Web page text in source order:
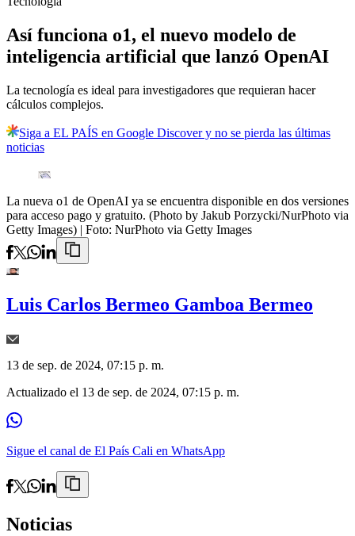
Así funciona o1, el nuevo modelo de
inteligencia artificial que lanzó OpenAI
La tecnología es ideal para investigadores que requieran hacer
cálculos complejos.
Siga a EL PAÍS en Google Discover y no se pierda las últimas
noticias
La nueva o1 de OpenAI ya se encuentra disponible en dos versiones
para acceso pago y gratuito. (Photo by Jakub Porzycki/NurPhoto via
Getty Images) | Foto: NurPhoto via Getty Images
Luis Carlos Bermeo Gamboa Bermeo
13 de sep. de 2024, 07:15 p. m.
Actualizado el 13 de sep. de 2024, 07:15 p. m.
Sigue el canal de El País Cali en WhatsApp
Noticias